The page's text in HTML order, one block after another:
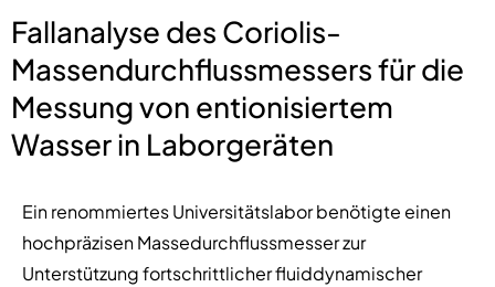
Fallanalyse des Coriolis-
Massendurchflussmessers für die
Messung von entionisiertem
Wasser in Laborgeräten
Ein renommiertes Universitätslabor benötigte einen
hochpräzisen Massedurchflussmesser zur
Unterstützung fortschrittlicher fluiddynamischer